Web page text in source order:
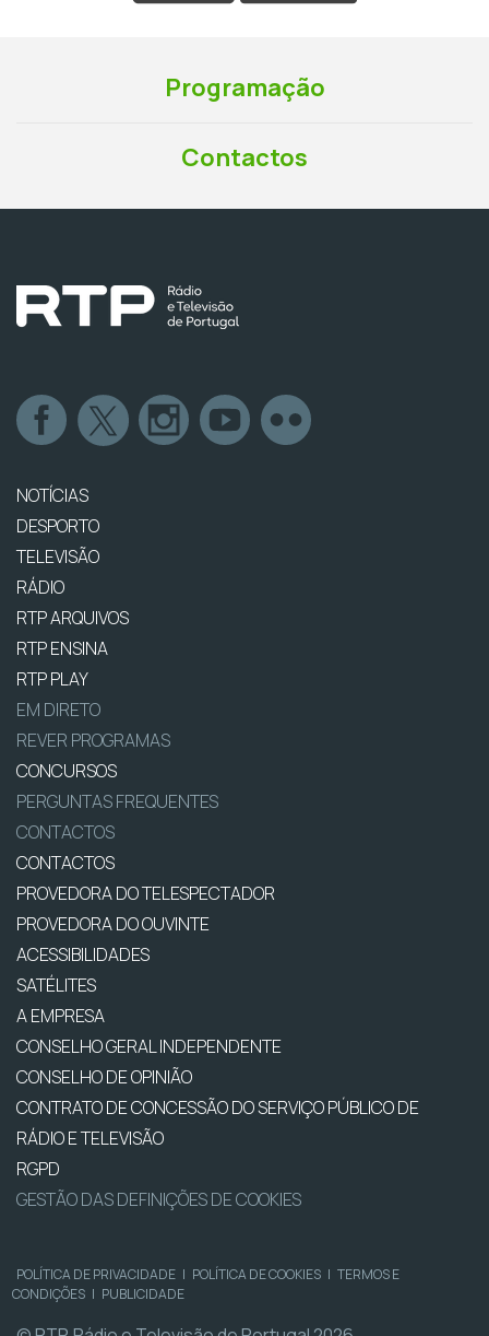
Programação
Contactos
NOTÍCIAS
DESPORTO
TELEVISÃO
RÁDIO
RTP ARQUIVOS
RTP ENSINA
RTP PLAY
EM DIRETO
REVER PROGRAMAS
CONCURSOS
PERGUNTAS FREQUENTES
CONTACTOS
CONTACTOS
PROVEDORA DO TELESPECTADOR
PROVEDORA DO OUVINTE
ACESSIBILIDADES
SATÉLITES
A EMPRESA
CONSELHO GERAL INDEPENDENTE
CONSELHO DE OPINIÃO
CONTRATO DE CONCESSÃO DO SERVIÇO PÚBLICO DE
RÁDIO E TELEVISÃO
RGPD
GESTÃO DAS DEFINIÇÕES DE COOKIES
POLÍTICA DE PRIVACIDADE | POLÍTICA DE COOKIES | TERMOS E
CONDIÇÕES | PUBLICIDADE